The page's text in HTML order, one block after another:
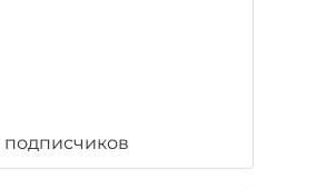
подписчиков